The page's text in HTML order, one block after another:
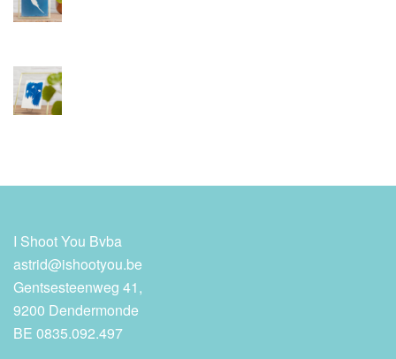
I Shoot You Bvba
astrid@ishootyou.be
Gentsesteenweg 41,
9200 Dendermonde
BE 0835.092.497